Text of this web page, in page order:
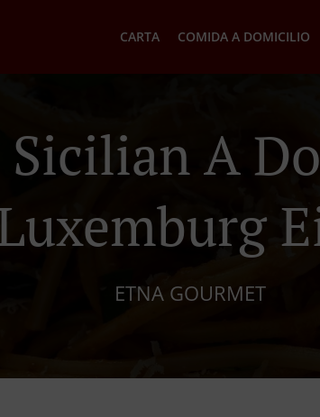
CARTA COMIDA A DOMICILIO
Sicilian A
ETNA GOURMET